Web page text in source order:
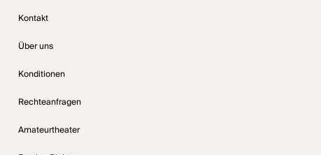
Kontakt
Über uns
Konditionen
Rechteanfragen
Amateurtheater